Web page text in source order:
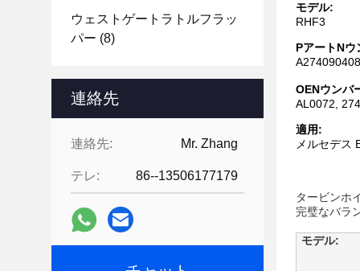
ウェストゲートラトルフラッ
パー (8)
連絡先
連絡先: Mr. Zhang
テレ: 86--13506177179
モデル:
RHF3
PアートNウ
OENウンバ
AL0072,
適用:
メルセデス
タービンホ
完璧なバラ
モデル: